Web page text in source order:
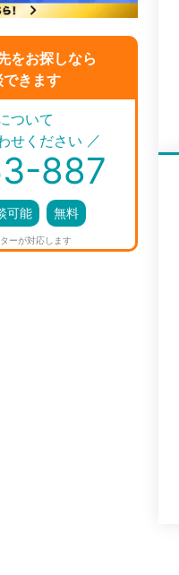
をお探しなら
できます
／
ついて
せください
887
可能 無料
ーが対応します